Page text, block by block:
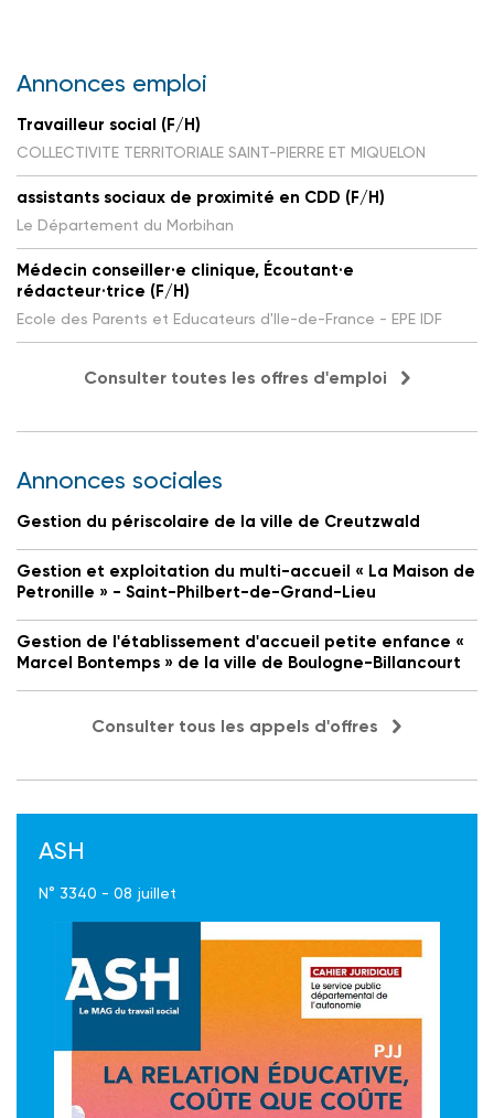
Annonces emploi
Travailleur social (F/H)
COLLECTIVITE TERRITORIALE SAINT-PIERRE ET MIQUELON
assistants sociaux de proximité en CDD (F/H)
Le Département du Morbihan
Médecin conseiller·e clinique, Écoutant·e
rédacteur·trice (F/H)
Ecole des Parents et Educateurs d'Ile-de-France - EPE IDF
Consulter toutes les offres d'emploi
Annonces sociales
Gestion du périscolaire de la ville de Creutzwald
Gestion et exploitation du multi-accueil « La Maison de
Petronille » - Saint-Philbert-de-Grand-Lieu
Gestion de l'établissement d'accueil petite enfance «
Marcel Bontemps » de la ville de Boulogne-Billancourt
Consulter tous les appels d'offres
ASH
N° 3340 - 08 juillet